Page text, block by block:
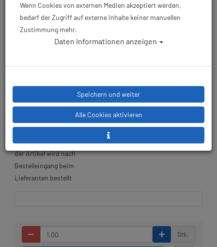
Dieser Artikel ist mit anderen Rabattaktionen nicht
kombinierbar
149,00 €*
Herstellerpreis: 199,00 €
der Artikel wird nach
Bestelleingang beim
Lieferanten bestellt
Stk.
Wenn Cookies von externen Medien akzeptiert werden,
bedarf der Zugriff auf externe Inhalte keiner manuellen
Zustimmung mehr.
Daten Informationen anzeigen
Speichern und weiter
Alle Cookies aktivieren